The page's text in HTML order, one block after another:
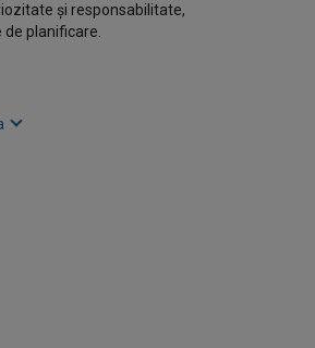
și responsabilitate,
planificare.